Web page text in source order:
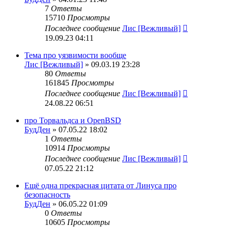
7 Ответы
15710 Просмотры
Последнее сообщение Лис [Вежливый]
19.09.23 04:11
Тема про уязвимости вообще
Лис [Вежливый] » 09.03.19 23:28
80 Ответы
161845 Просмотры
Последнее сообщение Лис [Вежливый]
24.08.22 06:51
про Торвальдса и OpenBSD
БудДен » 07.05.22 18:02
1 Ответы
10914 Просмотры
Последнее сообщение Лис [Вежливый]
07.05.22 21:12
Ещё одна прекрасная цитата от Линуса про
безопасность
БудДен » 06.05.22 01:09
0 Ответы
10605 Просмотры